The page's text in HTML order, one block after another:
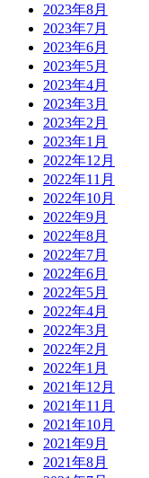
2023年8月
2023年7月
2023年6月
2023年5月
2023年4月
2023年3月
2023年2月
2023年1月
2022年12月
2022年11月
2022年10月
2022年9月
2022年8月
2022年7月
2022年6月
2022年5月
2022年4月
2022年3月
2022年2月
2022年1月
2021年12月
2021年11月
2021年10月
2021年9月
2021年8月